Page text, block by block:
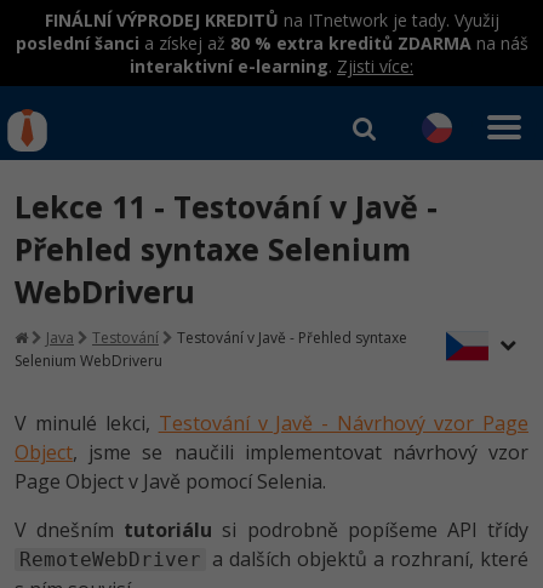
FINÁLNÍ VÝPRODEJ KREDITŮ na ITnetwork je tady. Využij
poslední šanci a získej až 80 % extra kreditů ZDARMAna náš
interaktivní e-learning. Zjisti více:
Rekvalifikace a kurzy
hrazené úřadem práce
Workshopy zdarma
Umělá inteligence v praxi
Datová analýza v praxi
Školení
Základy programování
Objektové programování - OOP
Umělá inteligence
Školení dle technologií
C# .NET
Java
Kurzy IT profesí
Junior programátor
Senior programátor
Vývojář mobilních aplikací
Kurzy programování
Java -80%
-80%
Python -80%
Přihlásit se | Registrovat
Lekce 11 - Testování v Javě -
Přehled syntaxe Selenium
WebDriveru
Java Testování
Testování v Javě - Přehled syntaxe
Selenium WebDriveru
V minulé lekci, Testování v Javě - Návrhový vzor Page
Object, jsme se naučili implementovat návrhový vzor
Page Object v Javě pomocí Selenia.
V dnešním tutoriálu si podrobně popíšeme API třídy
RemoteWebDriver a dalších objektů a rozhraní, které